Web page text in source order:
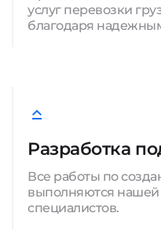
услуг перевозки
благодаря
Разработка
Все работы по
выполняются нашей
специалистов.